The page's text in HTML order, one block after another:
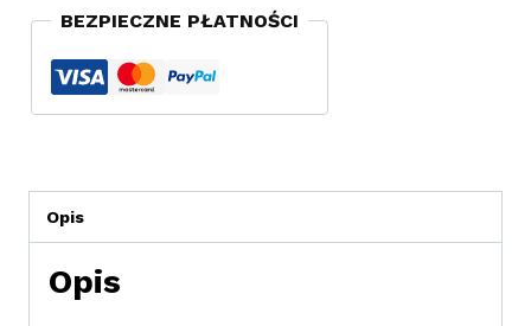
BEZPIECZNE PŁATNOŚCI
Opis
Opis